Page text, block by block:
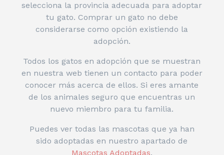
selecciona la provincia adecuada para adoptar
tu gato. Comprar un gato no debe
considerarse como opción existiendo la
adopción.
Todos los gatos en adopción que se muestran
en nuestra web tienen un contacto para poder
conocer más acerca de ellos. Si eres amante
de los animales seguro que encuentras un
nuevo miembro para tu familia.
Puedes ver todas las mascotas que ya han
sido adoptadas en nuestro apartado de
Mascotas Adoptadas.